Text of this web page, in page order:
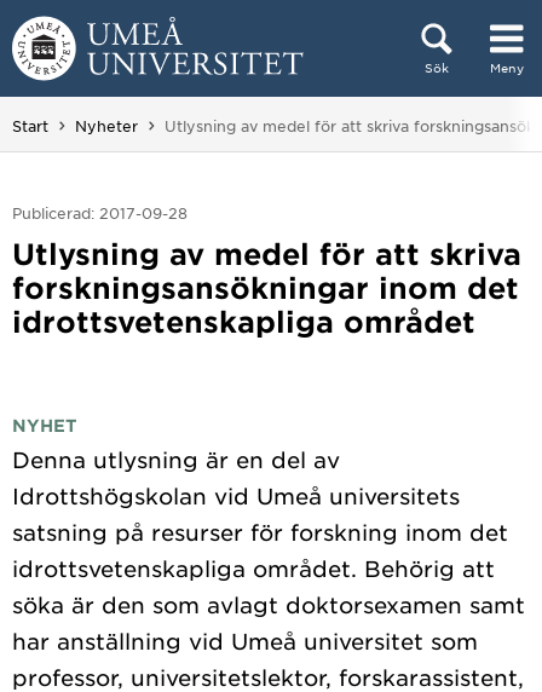
Hoppa direkt till innehållet
Sök Meny
Huvudmenyn dold.
Start Nyheter Du är här:
Utlysning av medel för att skriva
Publicerad: 2017-09-28
Utlysning av medel för att skriva
forskningsansökningar inom det
idrottsvetenskapliga området
NYHET
Denna utlysning är en del av
Idrottshögskolan vid Umeå universitets
satsning på resurser för forskning inom det
idrottsvetenskapliga området. Behörig att
söka är den som avlagt doktorsexamen samt
har anställning vid Umeå universitet som
professor, universitetslektor, forskarassistent,